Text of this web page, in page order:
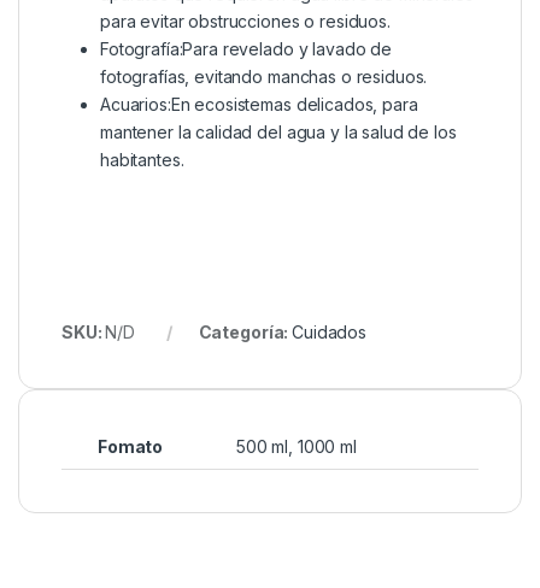
para evitar obstrucciones o residuos.
Fotografía:Para revelado y lavado de
fotografías, evitando manchas o residuos.
Acuarios:En ecosistemas delicados, para
mantener la calidad del agua y la salud de los
habitantes.
SKU:N/D Categoría:Cuidados
Fomato 500 ml, 1000 ml